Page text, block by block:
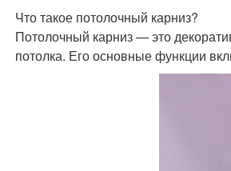
Что такое потолочный карниз?
Потолочный карниз — это
потолка. Его основные функции